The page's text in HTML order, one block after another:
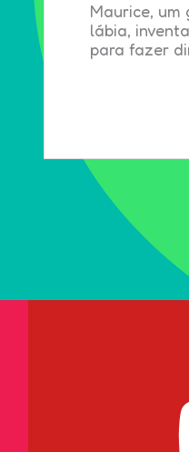
Maurice,
lábia,
para fazer